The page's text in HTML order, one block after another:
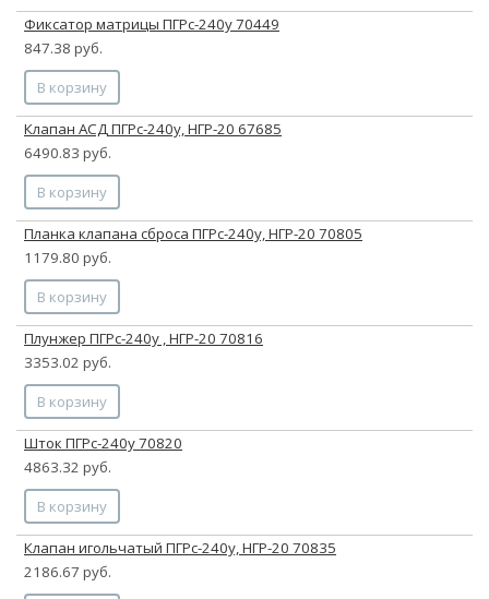
Фиксатор матрицы ПГРс-240у 70449
847.38 руб.
В корзину
Клапан АСД ПГРс-240у, НГР-20 67685
6490.83 руб.
В корзину
Планка клапана сброса ПГРс-240у, НГР-20 70805
1179.80 руб.
В корзину
Плунжер ПГРс-240у , НГР-20 70816
3353.02 руб.
В корзину
Шток ПГРс-240у 70820
4863.32 руб.
В корзину
Клапан игольчатый ПГРс-240у, НГР-20 70835
2186.67 руб.